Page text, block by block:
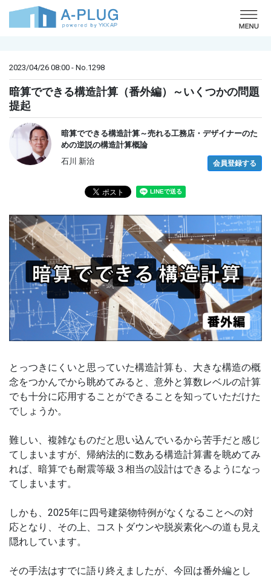
2023/04/26 08:00 - No.1298
暗算でできる構造計算（番外編）～いくつかの問題
提起
暗算でできる構造計算～売れる工務店・デザイナーのた
めの逆説の構造計算概論
石川 新治
会員登録する
とっつきにくいと思っていた構造計算も、大きな構造の概
念をつかんでから眺めてみると、意外と算数レベルの計算
でも十分に応用することができることを知っていただけた
でしょうか。
難しい、複雑なものだと思い込んでいるから苦手だと感じ
てしまいますが、帰納法的に数ある構造計算書を眺めてみ
れば、暗算でも耐震等級３相当の設計はできるようになっ
てしまいます。
しかも、2025年に四号建築物特例がなくなることへの対
応となり、その上、コストダウンや脱炭素化への道も見え
隠れしています。
その手法はすでに語り終えましたが、今回は番外編とし